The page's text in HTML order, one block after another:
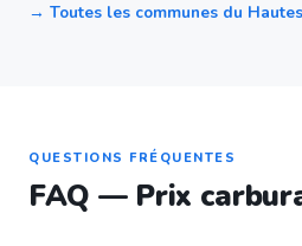
→ Toutes les communes du
QUESTIONS FRÉQUENTES
FAQ — Prix